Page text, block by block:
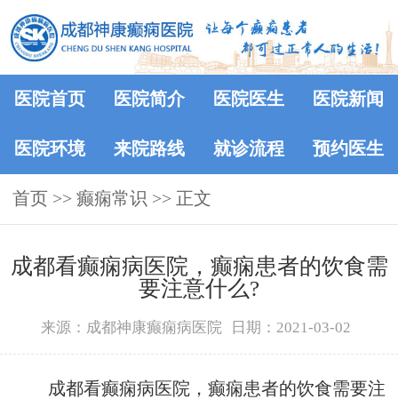
医院首页 医院简介 医院医生 医院新闻
医院环境 来院路线 就诊流程 预约医生
首页 >> 癫痫常识 >> 正文
成都看癫痫病医院，癫痫患者的饮食需
要注意什么?
来源：成都神康癫痫病医院 日期：2021-03-02
成都看癫痫病医院，癫痫患者的饮食需要注